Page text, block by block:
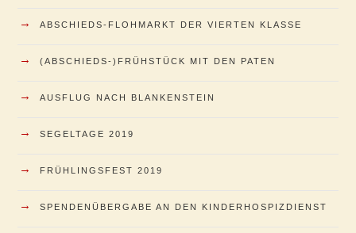
→ ABSCHIEDS-FLOHMARKT DER VIERTEN KLASSE
→ (ABSCHIEDS-)FRÜHSTÜCK MIT DEN PATEN
→ AUSFLUG NACH BLANKENSTEIN
→ SEGELTAGE 2019
→ FRÜHLINGSFEST 2019
→ SPENDENÜBERGABE AN DEN KINDERHOSPIZDIENST